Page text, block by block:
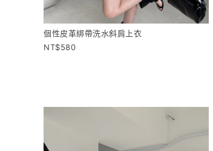
個性皮革綁帶洗水斜肩上衣
580